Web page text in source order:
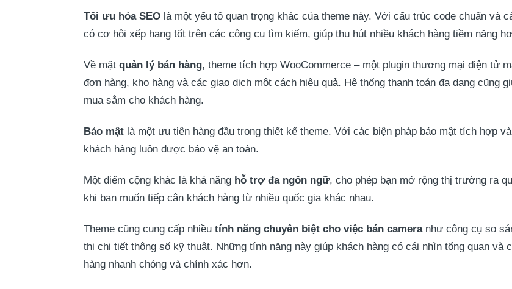
Tối ưu hóa SEO là một yếu tố quan trọng khác của theme này. Với cấu trúc code chuẩn và
có cơ hội xếp hạng tốt trên các công cụ tìm kiếm, giúp thu hút nhiều khách hàng tiềm năng
Về mặt quản lý bán hàng, theme tích hợp WooCommerce – một plugin thương mại điện tử
đơn hàng, kho hàng và các giao dịch một cách hiệu quả. Hệ thống thanh toán đa dạng cũng
mua sắm cho khách hàng.
Bảo mật là một ưu tiên hàng đầu trong thiết kế theme. Với các biện pháp bảo mật tích hợp
khách hàng luôn được bảo vệ an toàn.
Một điểm cộng khác là khả năng hỗ trợ đa ngôn ngữ, cho phép bạn mở rộng thị trường ra
khi bạn muốn tiếp cận khách hàng từ nhiều quốc gia khác nhau.
Theme cũng cung cấp nhiều tính năng chuyên biệt cho việc bán cameranhư công cụ so
thị chi tiết thông số kỹ thuật. Những tính năng này giúp khách hàng có cái nhìn tổng quan và
hàng nhanh chóng và chính xác hơn.